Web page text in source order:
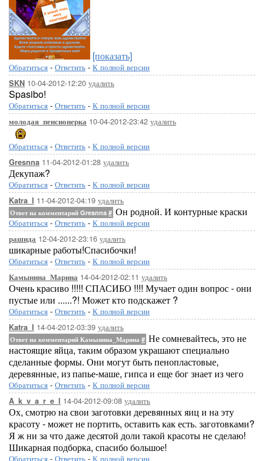
[показать]
Обратиться - Ответить - К полной версии
SKN 10-04-2012-12:20 удалить
Spasibo!
Обратиться - Ответить - К полной версии
молодая_пенсионерка 10-04-2012-23:42 удалить
Обратиться - Ответить - К полной версии
Gresnna 11-04-2012-01:28 удалить
Декупаж?
Обратиться - Ответить - К полной версии
Katra_I 11-04-2012-04:19 удалить
Ответ на комментарий Gresnna # Он родной. И контурные краски
Обратиться - Ответить - К полной версии
рашида 12-04-2012-23:16 удалить
шикарные работы!Спасибочки!
Обратиться - Ответить - К полной версии
Камынина_Марина 14-04-2012-02:11 удалить
Очень красиво !!!!! СПАСИБО !!!! Мучает один вопрос - они
пустые или ......?! Может кто подскажет ?
Обратиться - Ответить - К полной версии
Katra_I 14-04-2012-03:39 удалить
Ответ на комментарий Камынина_Марина # Не сомневайтесь, это не
настоящие яйца, таким образом украшают специально
сделанные формы. Они могут быть пенопластовые,
деревянные, из папье-маше, гипса и еще бог знает из чего
Обратиться - Ответить - К полной версии
A_k_v_a_r_e_l 14-04-2012-09:08 удалить
Ох, смотрю на свои заготовки деревянных яиц и на эту
красоту - может не портить, оставить как есть. заготовками?
Я ж ни за что даже десятой доли такой красоты не сделаю!
Шикарная подборка, спасибо большое!
Обратиться - Ответить - К полной версии